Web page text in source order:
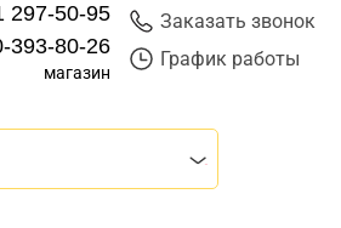
297-50-95
393-80-26
магазин
Заказать звонок
График работы